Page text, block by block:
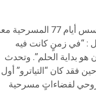
ويحمل تكريم المسرحي الكبير توفيق الجبالي بعدا خاصا واستثنائيا لمؤسس أيام 77
: “في زمنٍ كانت فيه
هو بداية الحلم”. وتحدث
فقد كان “التياترو” أول
لفضاءاتٍ مسرحية